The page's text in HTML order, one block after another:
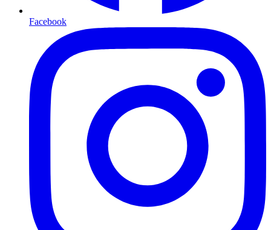
Facebook